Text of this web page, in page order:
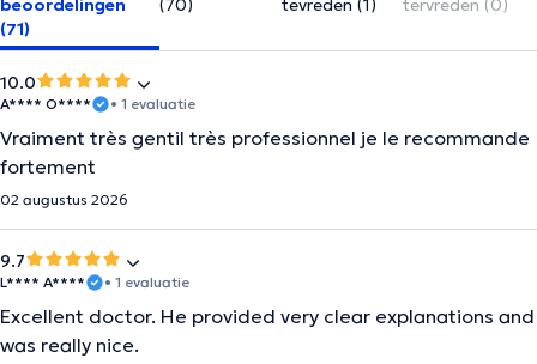
beoordelingen
(71)
(70)
tevreden (1)
tervreden (0)
10.0
A**** O**** • 1 evaluatie
Vraiment très gentil très professionnel je le recommande
fortement
02 augustus 2026
9.7
L**** A**** • 1 evaluatie
Excellent doctor. He provided very clear explanations and
was really nice.